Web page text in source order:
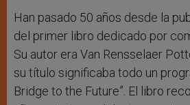
Han pasado 50 años desde la
del primer libro dedicado por
Su autor era Van Rensselaer
su título significaba todo un
Bridge to the Future”. El libro